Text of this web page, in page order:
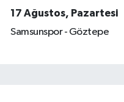
17 Ağustos, Pazartesi
Samsunspor - Göztepe